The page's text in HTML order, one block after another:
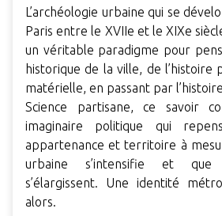
L’archéologie urbaine qui se
Paris entre le XVIIe et le XIXe
un véritable paradigme pour
historique de la ville, de l’histoire
matérielle, en passant par
Science partisane, ce savoir
imaginaire politique qui
appartenance et territoire à
urbaine s’intensifie et que
s’élargissent. Une identité
alors.